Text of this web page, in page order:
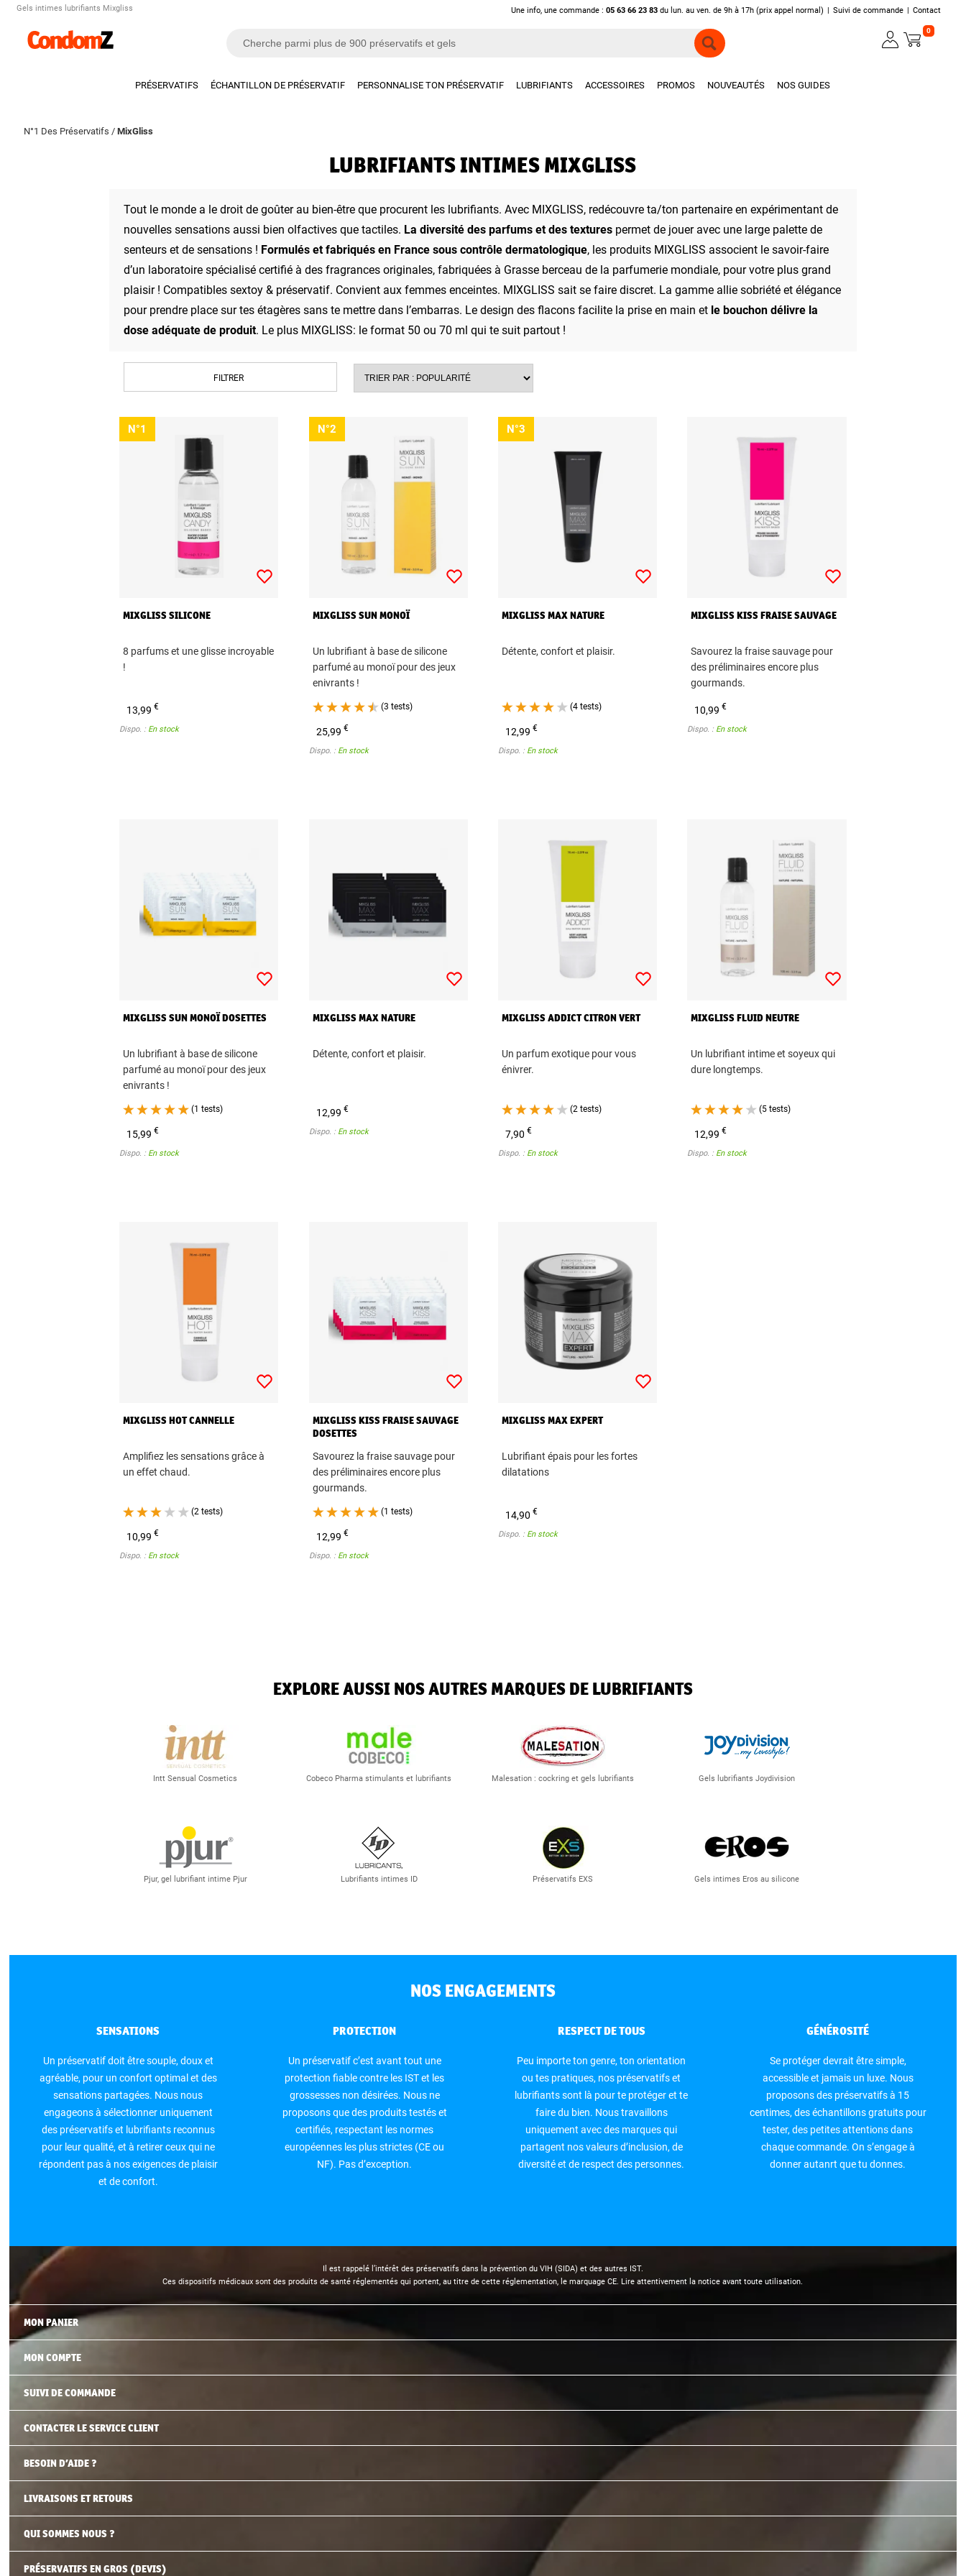
Gels intimes lubrifiants Mixgliss Une info, une commande :05 63 66 23 83 du lun. au ven. de 9h à 17h (prix appel normal) | Suivi de commande | Contact
0
PRÉSERVATIFS ÉCHANTILLON DE PRÉSERVATIF PERSONNALISE TON PRÉSERVATIF LUBRIFIANTS ACCESSOIRES PROMOS NOUVEAUTÉS NOS GUIDES
N°1 Des Préservatifs /MixGliss
LUBRIFIANTS INTIMES MIXGLISS
Tout le monde a le droit de goûter au bien-être que procurent les lubrifiants. Avec MIXGLISS, redécouvre ta/ton partenaire en expérimentant de
nouvelles sensations aussi bien olfactives que tactiles. La diversité des parfums et des texturespermet de jouer avec une large palette de
senteurs et de sensations ! Formulés et fabriqués en France sous contrôle dermatologique, les produits MIXGLISS associent le savoir-faire
d’un laboratoire spécialisé certifié à des fragrances originales, fabriquées à Grasse berceau de la parfumerie mondiale, pour votre plus grand
plaisir ! Compatibles sextoy & préservatif. Convient aux femmes enceintes. MIXGLISS sait se faire discret. La gamme allie sobriété et élégance
pour prendre place sur tes étagères sans te mettre dans l’embarras. Le design des flacons facilite la prise en main et le bouchon délivre la
dose adéquate de produit. Le plus MIXGLISS: le format 50 ou 70 ml qui te suit partout !
FILTRER
N°1
MIXGLISS SILICONE
8 parfums et une glisse incroyable
!
13,99€
Dispo. : En stock
N°2
MIXGLISS SUN MONOÏ
Un lubrifiant à base de silicone
parfumé au monoï pour des jeux
enivrants !
(3 tests)
25,99 €
Dispo. : En stock
N°3
MIXGLISS MAX NATURE
Détente, confort et plaisir.
(4 tests)
12,99 €
Dispo. : En stock
MIXGLISS KISS FRAISE SAUVAGE
Savourez la fraise sauvage pour
des préliminaires encore plus
gourmands.
10,99€
Dispo. : En stock
MIXGLISS SUN MONOÏ DOSETTES
Un lubrifiant à base de silicone
parfumé au monoï pour des jeux
enivrants !
(1 tests)
15,99€
Dispo. : En stock
MIXGLISS MAX NATURE
Détente, confort et plaisir.
12,99 €
Dispo. : En stock
MIXGLISS ADDICT CITRON VERT
Un parfum exotique pour vous
énivrer.
(2 tests)
7,90 €
Dispo. : En stock
MIXGLISS FLUID NEUTRE
Un lubrifiant intime et soyeux qui
dure longtemps.
(5 tests)
12,99€
Dispo. : En stock
MIXGLISS HOT CANNELLE
Amplifiez les sensations grâce à
un effet chaud.
(2 tests)
10,99€
Dispo. : En stock
MIXGLISS KISS FRAISE SAUVAGE
DOSETTES
Savourez la fraise sauvage pour
des préliminaires encore plus
gourmands.
(1 tests)
12,99 €
Dispo. : En stock
MIXGLISS MAX EXPERT
Lubrifiant épais pour les fortes
dilatations
14,90 €
Dispo. : En stock
EXPLORE AUSSI NOS AUTRES MARQUES DE LUBRIFIANTS
Intt Sensual Cosmetics Cobeco Pharma stimulants et lubrifiants Malesation : cockring et gels lubrifiants Gels lubrifiants Joydivision
Pjur, gel lubrifiant intime Pjur Lubrifiants intimes ID Préservatifs EXS Gels intimes Eros au silicone
NOS ENGAGEMENTS
SENSATIONS
Un préservatif doit être souple, doux et
agréable, pour un confort optimal et des
sensations partagées. Nous nous
engageons à sélectionner uniquement
des préservatifs et lubrifiants reconnus
pour leur qualité, et à retirer ceux qui ne
répondent pas à nos exigences de plaisir
et de confort.
PROTECTION
Un préservatif c’est avant tout une
protection fiable contre les IST et les
grossesses non désirées. Nous ne
proposons que des produits testés et
certifiés, respectant les normes
européennes les plus strictes (CE ou
NF). Pas d’exception.
RESPECT DE TOUS
Peu importe ton genre, ton orientation
ou tes pratiques, nos préservatifs et
lubrifiants sont là pour te protéger et te
faire du bien. Nous travaillons
uniquement avec des marques qui
partagent nos valeurs d’inclusion, de
diversité et de respect des personnes.
GÉNÉROSITÉ
Se protéger devrait être simple,
accessible et jamais un luxe. Nous
proposons des préservatifs à 15
centimes, des échantillons gratuits pour
tester, des petites attentions dans
chaque commande. On s’engage à
donner autanrt que tu donnes.
Il est rappelé l’intérêt des préservatifs dans la prévention du VIH (SIDA) et des autres IST.
Ces dispositifs médicaux sont des produits de santé réglementés qui portent, au titre de cette réglementation, le marquage CE. Lire attentivement la notice avant toute utilisation.
MON PANIER
MON COMPTE
SUIVI DE COMMANDE
CONTACTER LE SERVICE CLIENT
BESOIN D’AIDE ?
LIVRAISONS ET RETOURS
QUI SOMMES NOUS ?
PRÉSERVATIFS EN GROS (DEVIS)